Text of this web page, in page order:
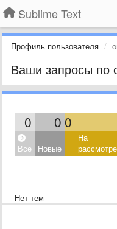
Sublime Text
Профиль пользователя
Ваши запросы по
0 0 0
Все Новые
На
Нет тем